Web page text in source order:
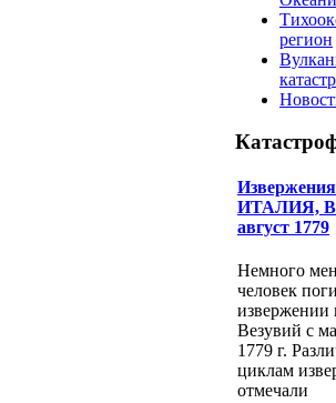
регион
ИТАЛИЯ,
август 1779
Немного
человек
извержении
Везувий с
1779 г.
циклам
отмечали